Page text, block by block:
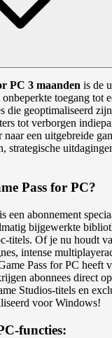
PC 3 maanden is de
toegang tot
die geoptimaliseerd
tot verborgen
naar een uitgebreide
strategische
Pass for PC?
is een abonnement
bijgewerkte
titels. Of je nu houdt
intense
Pass for PC heeft
abonnees direct
Studios-titels en
voor Windows!
functies: